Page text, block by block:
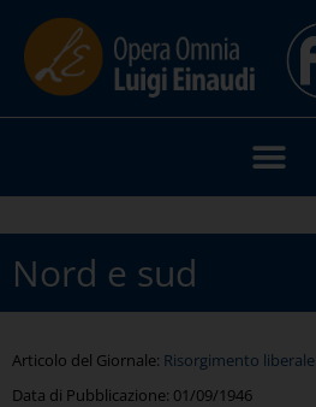
Nord e sud
Articolo del Giornale: Risorgimento liberale
Data di Pubblicazione: 01/09/1946